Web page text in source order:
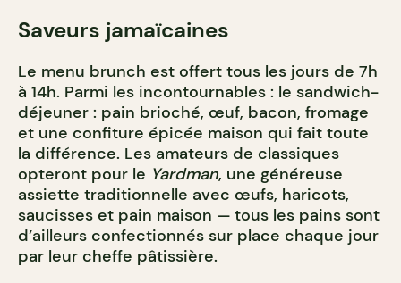
Saveurs jamaïcaines
Le menu brunch est offert tous les jours de 7h
à 14h. Parmi les incontournables : le sandwich-
déjeuner : pain brioché, œuf, bacon, fromage
et une confiture épicée maison qui fait toute
la différence. Les amateurs de classiques
opteront pour le Yardman, une généreuse
assiette traditionnelle avec œufs, haricots,
saucisses et pain maison — tous les pains sont
d’ailleurs confectionnés sur place chaque jour
par leur cheffe pâtissière.